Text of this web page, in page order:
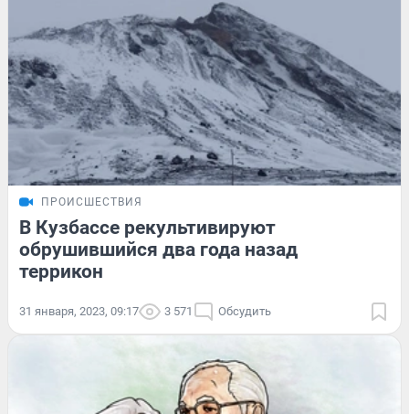
ПРОИСШЕСТВИЯ
В Кузбассе рекультивируют
обрушившийся два года назад
террикон
31 января, 2023, 09:17 3 571 Обсудить